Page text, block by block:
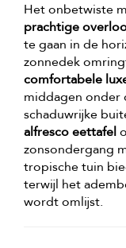
Het onbetwiste
prachtige
te gaan in de
zonnedek
comfortabele
middagen onder
schaduwrijke
alfresco eettafel
zonsondergang
tropische tuin
terwijl het
wordt omlijst.